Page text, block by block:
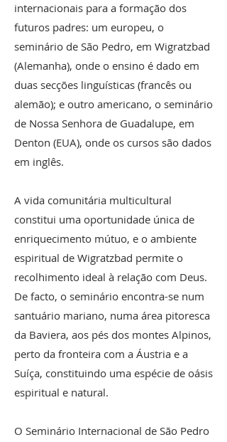
internacionais para a formação dos
futuros padres: um europeu, o
seminário de São Pedro, em Wigratzbad
(Alemanha), onde o ensino é dado em
duas secções linguísticas (francês ou
alemão); e outro americano, o seminário
de Nossa Senhora de Guadalupe, em
Denton (EUA), onde os cursos são dados
em inglês.
A vida comunitária multicultural
constitui uma oportunidade única de
enriquecimento mútuo, e o ambiente
espiritual de Wigratzbad permite o
recolhimento ideal à relação com Deus.
De facto, o seminário encontra-se num
santuário mariano, numa área pitoresca
da Baviera, aos pés dos montes Alpinos,
perto da fronteira com a Áustria e a
Suíça, constituindo uma espécie de oásis
espiritual e natural.
O Seminário Internacional de São Pedro